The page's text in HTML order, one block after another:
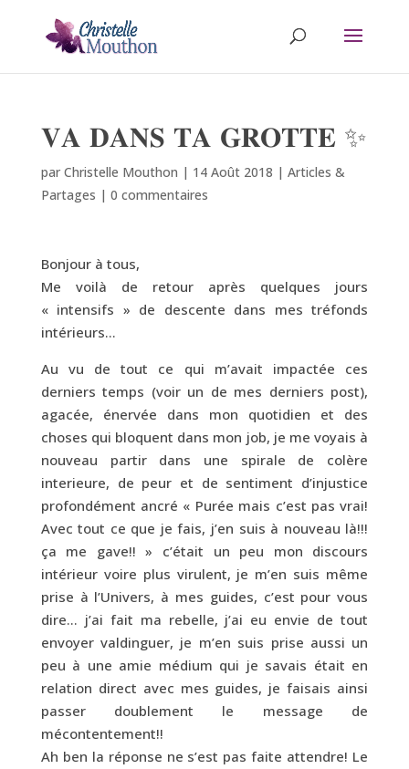
𝐕𝐀 𝐃𝐀𝐍𝐒 𝐓𝐀 𝐆𝐑𝐎𝐓𝐓𝐄 ✨
par Christelle Mouthon | 14 Août 2018 | Articles &
Partages | 0 commentaires
Bonjour à tous,
Me voilà de retour après quelques jours
« intensifs » de descente dans mes tréfonds
intérieurs…
Au vu de tout ce qui m’avait impactée ces
derniers temps (voir un de mes derniers post),
agacée, énervée dans mon quotidien et des
choses qui bloquent dans mon job, je me voyais à
nouveau partir dans une spirale de colère
interieure, de peur et de sentiment d’injustice
profondément ancré « Purée mais c’est pas vrai!
Avec tout ce que je fais, j’en suis à nouveau là!!!
ça me gave!! » c’était un peu mon discours
intérieur voire plus virulent, je m’en suis même
prise à l’Univers, à mes guides, c’est pour vous
dire… j’ai fait ma rebelle, j’ai eu envie de tout
envoyer valdinguer, je m’en suis prise aussi un
peu à une amie médium qui je savais était en
relation direct avec mes guides, je faisais ainsi
passer doublement le message de
mécontentement!!
Ah ben la réponse ne s’est pas faite attendre! Le